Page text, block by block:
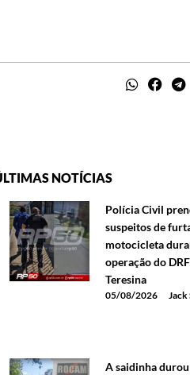
NOTÍCIAS
Polícia Civil
suspeitos de
motocicleta
operação do
Teresina
05/08/2026 Jack
A saidinha